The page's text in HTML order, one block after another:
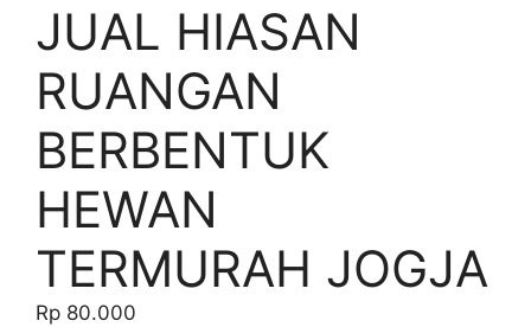
JUAL HIASAN
RUANGAN
BERBENTUK
HEWAN
TERMURAH JOGJA
Rp 80.000